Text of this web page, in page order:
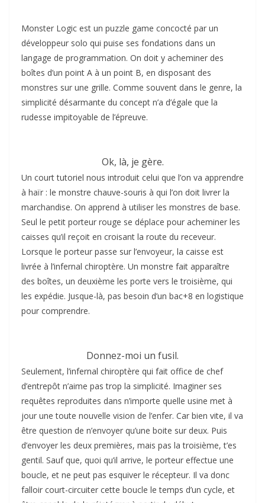
Monster Logic est un puzzle game concocté par un
développeur solo qui puise ses fondations dans un
langage de programmation. On doit y acheminer des
boîtes d’un point A à un point B, en disposant des
monstres sur une grille. Comme souvent dans le genre, la
simplicité désarmante du concept n’a d’égale que la
rudesse impitoyable de l’épreuve.
Ok, là, je gère.
Un court tutoriel nous introduit celui que l’on va apprendre
à haïr : le monstre chauve-souris à qui l’on doit livrer la
marchandise. On apprend à utiliser les monstres de base.
Seul le petit porteur rouge se déplace pour acheminer les
caisses qu’il reçoit en croisant la route du receveur.
Lorsque le porteur passe sur l’envoyeur, la caisse est
livrée à l’infernal chiroptère. Un monstre fait apparaître
des boîtes, un deuxième les porte vers le troisième, qui
les expédie. Jusque-là, pas besoin d’un bac+8 en logistique
pour comprendre.
Donnez-moi un fusil.
Seulement, l’infernal chiroptère qui fait office de chef
d’entrepôt n’aime pas trop la simplicité. Imaginer ses
requêtes reproduites dans n’importe quelle usine met à
jour une toute nouvelle vision de l’enfer. Car bien vite, il va
être question de n’envoyer qu’une boite sur deux. Puis
d’envoyer les deux premières, mais pas la troisième, t’es
gentil. Sauf que, quoi qu’il arrive, le porteur effectue une
boucle, et ne peut pas esquiver le récepteur. Il va donc
falloir court-circuiter cette boucle le temps d’un cycle, et